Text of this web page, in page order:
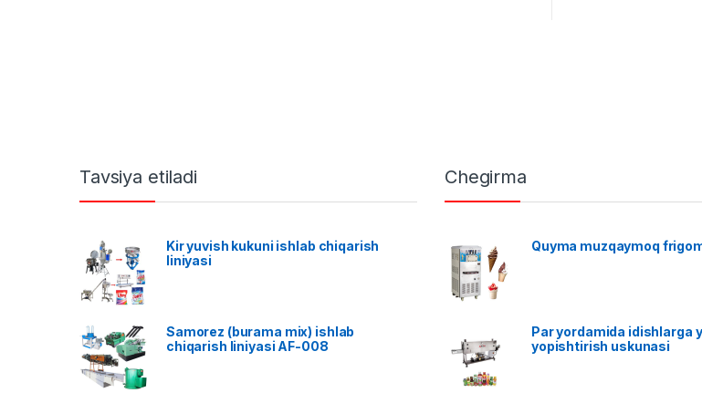
Tavsiya etiladi
Kir yuvish kukuni ishlab chiqarish
liniyasi
Samorez (burama mix) ishlab
chiqarish liniyasi AF-008
Chegirma
Quyma muzqaymoq
Par yordamida idishlarga
yopishtirish uskunasi